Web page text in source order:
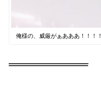
俺様の、威厳がぁあああ！！！！